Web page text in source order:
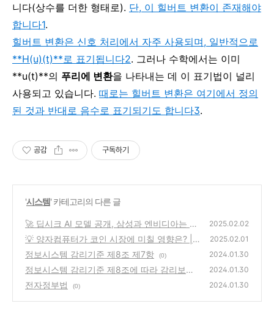
니다(상수를 더한 형태로). 단, 이 힐버트 변환이 존재해야
합니다1.
힐버트 변환은 신호 처리에서 자주 사용되며, 일반적으로
**H(u)(t)**로 표기됩니다2. 그러나 수학에서는 이미
**u(t)**의 푸리에 변환을 나타내는 데 이 표기법이 널리
사용되고 있습니다. 때로는 힐버트 변환은 여기에서 정의
된 것과 반대로 음수로 표기되기도 합니다3.
공감 구독하기
'시스템' 카테고리의 다른 글
🚀 딥시크 AI 모델 공개, 삼성과 엔비디아는 어
떻게 대응할까?
(0)
2025.02.02
💡 양자컴퓨터가 코인 시장에 미칠 영향은? |
암호화폐 보안의 위기와 기회
(0)
2025.02.01
정보시스템 감리기준 제8조 제7항 (0) 2024.01.30
정보시스템 감리기준 제8조에 따라 감리보고
서에 반드시 포함해야 할 사항
2024.01.30
전자정부법 (0) 2024.01.30